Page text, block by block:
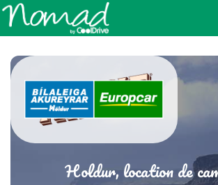
Holdur, location de